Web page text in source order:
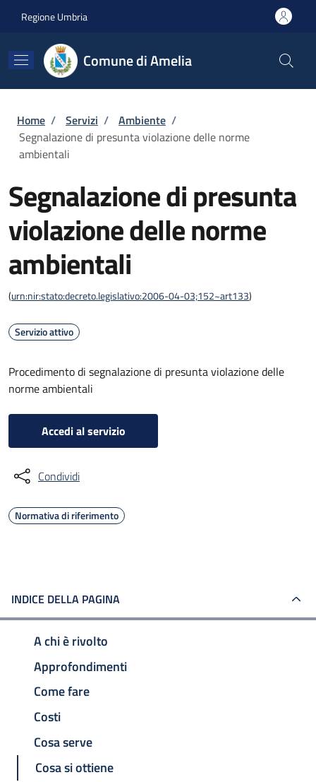
Regione Umbria
Comune di Amelia
Briciole di pane
Home / Servizi / Ambiente /
Segnalazione di presunta violazione delle norme
ambientali
Segnalazione di presunta
violazione delle norme
ambientali
(urn:nir:stato:decreto.legislativo:2006-04-03;152~art133)
Servizio attivo
Procedimento di segnalazione di presunta violazione delle
norme ambientali
Accedi al servizio
Condividi
Normativa di riferimento
INDICE DELLA PAGINA
A chi è rivolto
Approfondimenti
Come fare
Costi
Cosa serve
Cosa si ottiene